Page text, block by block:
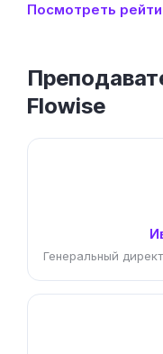
Посмотреть
Flowise
Генеральный